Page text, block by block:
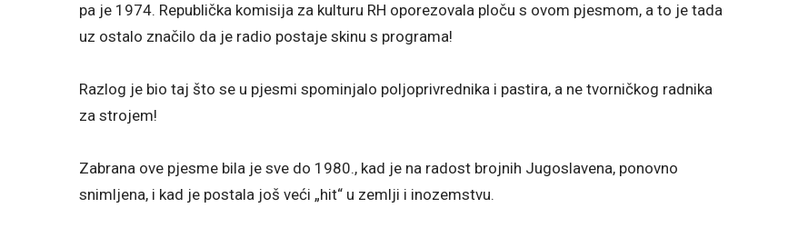
pa je 1974. Republička komisija za kulturu RH oporezovala ploču s ovom pjesmom, a to je tada
uz ostalo značilo da je radio postaje skinu s programa!
Razlog je bio taj što se u pjesmi spominjalo poljoprivrednika i pastira, a ne tvorničkog radnika
za strojem!
Zabrana ove pjesme bila je sve do 1980., kad je na radost brojnih Jugoslavena, ponovno
snimljena, i kad je postala još veći „hit“ u zemlji i inozemstvu.